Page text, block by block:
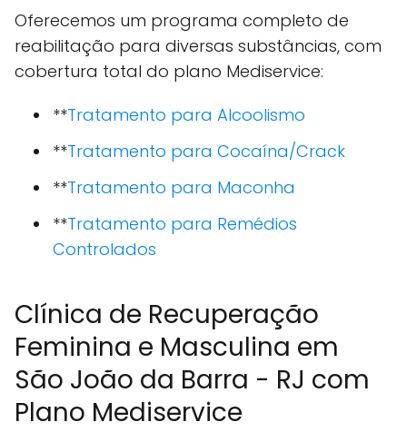
Oferecemos um programa completo de
reabilitação para diversas substâncias, com
cobertura total do plano Mediservice:
**Tratamento para Alcoolismo
**Tratamento para Cocaína/Crack
**Tratamento para Maconha
**Tratamento para Remédios
Controlados
Clínica de Recuperação
Feminina e Masculina em
São João da Barra - RJ com
Plano Mediservice